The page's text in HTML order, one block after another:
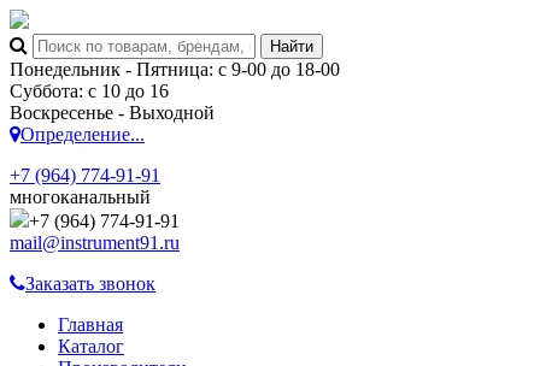
Понедельник - Пятница: с 9-00 до 18-00
Суббота: с 10 до 16
Воскресенье - Выходной
Определение...
+7 (964) 774-91-91
многоканальный
+7 (964) 774-91-91
mail@instrument91.ru
Заказать звонок
Главная
Каталог